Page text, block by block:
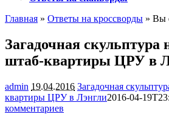
Главная » Ответы на кроссворды » Вы
Загадочная скульптура
штаб-квартиры ЦРУ в
admin 19.04.2016 Загадочная
квартиры ЦРУ в Лэнгли2016-04-
комментариев